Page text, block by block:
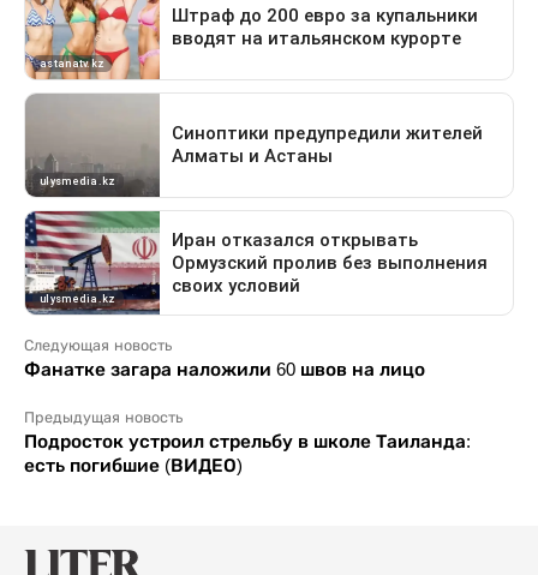
Следующая новость
Фанатке загара наложили 60 швов на лицо
Предыдущая новость
Подросток устроил стрельбу в школе Таиланда:
есть погибшие (ВИДЕО)